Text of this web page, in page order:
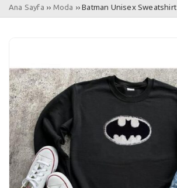
Ana Sayfa ›› Moda ›› Batman Unisex Sweatshirt